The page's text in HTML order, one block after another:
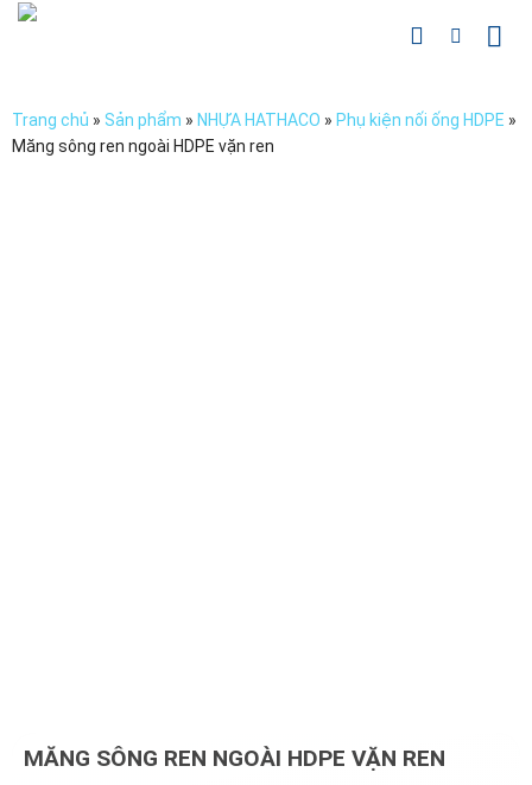
Chuyển
Trang chủ » Sản phẩm » NHỰA HATHACO » Phụ kiện nối ống HDPE »
Măng sông ren ngoài HDPE vặn ren
MĂNG SÔNG REN NGOÀI HDPE VẶN REN